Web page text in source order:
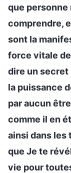
que
comprendre,
sont la
force vitale
dire un secret
la puissance
par aucun
comme il en
ainsi dans les
que Je te
vie pour